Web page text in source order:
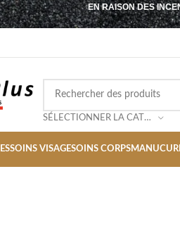
EN RAISON DES
SÉLECTIONNER LA CATÉGORIE
SOINS VISAGESOINS CORPS